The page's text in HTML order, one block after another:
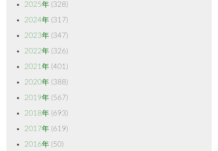
2025年(328)
2024年(317)
2023年(347)
2022年(326)
2021年(401)
2020年(388)
2019年(567)
2018年(693)
2017年(619)
2016年(50)